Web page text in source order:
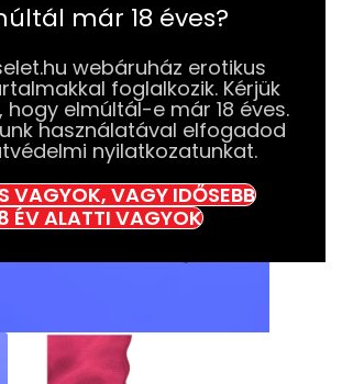
már 18 éves?
webáruház erotikus
foglalkozik. Kérjük
hogy elmúltál-e már 18 éves.
használatával elfogadod
nyilatkozatunkat.
VAGYOK, VAGY IDŐSEBB
ÉV ALATTI VAGYOK